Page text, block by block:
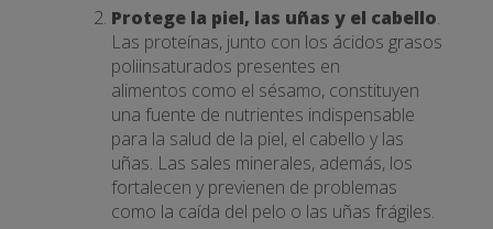
Protege la piel, las uñas y el cabello.
Las proteínas, junto con los ácidos grasos
poliinsaturados presentes en
alimentos como el sésamo, constituyen
una fuente de nutrientes indispensable
para la salud de la piel, el cabello y las
uñas. Las sales minerales, además, los
fortalecen y previenen de problemas
como la caída del pelo o las uñas frágiles.